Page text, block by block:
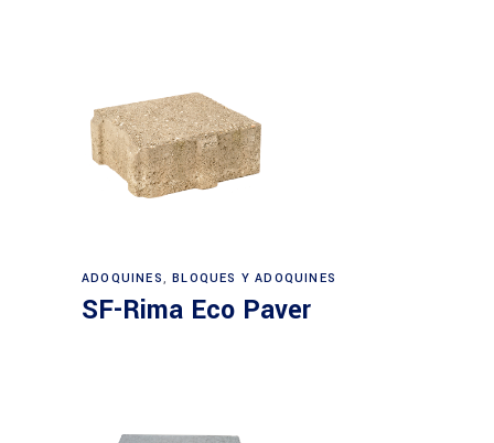
ADOQUINES,BLOQUES Y ADOQUINES
SF-Rima Eco Paver